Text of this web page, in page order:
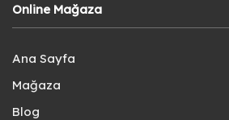
Online Mağaza
Ana Sayfa
Mağaza
Blog